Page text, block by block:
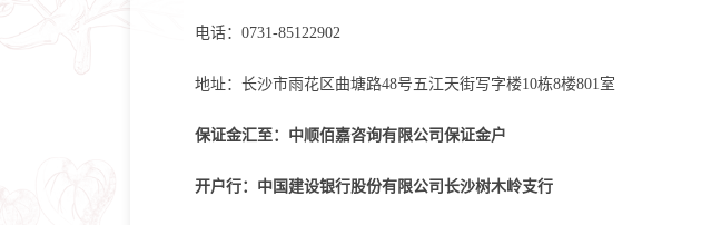
电话： 0731-85122902
地址：长沙市雨花区曲塘路48号五江天街写字楼10栋8楼801室
保证金汇至：中顺佰嘉咨询有限公司保证金户
开户行：中国建设银行股份有限公司长沙树木岭支行